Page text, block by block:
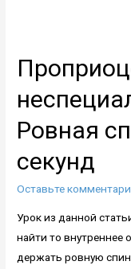
Ровная
секунд
Оставьте
Урок из данной
найти то внутреннее
держать ровную